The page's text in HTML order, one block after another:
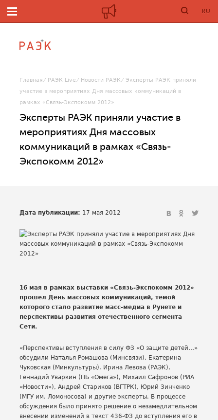
RU
Главная РАЭК Live Новости РАЭК
Эксперты РАЭК приняли
участие в мероприятиях Дня массовых коммуникаций в
рамках «Связь-Экспокомм 2012»
Эксперты РАЭК приняли участие в
мероприятиях Дня массовых
коммуникаций в рамках «Связь-
Экспокомм 2012»
Дата публикации: 17 мая 2012
16 мая в рамках выставки «Связь-Экспокомм 2012»
прошел День массовых коммуникаций, темой
которого стало развитие масс-медиа в Рунете и
перспективы развития отечественного сегмента
Сети.
«Перспективы вступления в силу ФЗ «О защите детей…»
обсудили Наталья Ромашова (Минсвязи), Екатерина
Чуковская (Минкультуры), Ирина Левова (РАЭК),
Геннадий Уваркин (ПБ «Омега»), Михаил Сафронов (РИА
«Новости»), Андрей Стариков (ВГТРК), Юрий Зинченко
(МГУ им. Ломоносова) и другие эксперты. В процессе
обсуждения было принято решение о незамедлительном
внесении изменений в текст 436-ФЗ до вступления его в